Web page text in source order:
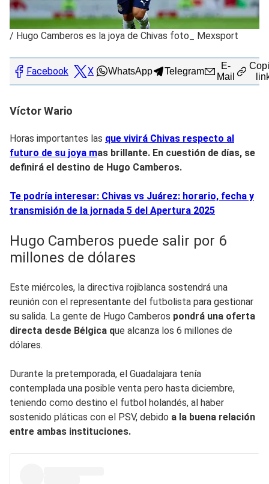
/ Hugo Camberos es la joya de Chivas foto_ Mexsport
Facebook X WhatsApp Telegram
E-
Mail
Víctor Wario
Horas importantes las que vivirá Chivas respecto al
futuro de su joya mas brillante. En cuestión de días, se
definirá el destino de Hugo Camberos.
Te podría interesar: Chivas vs Juárez: horario, fecha y
transmisión de la jornada 5 del Apertura 2025
Hugo Camberos puede salir por 6
millones de dólares
Este miércoles, la directiva rojiblanca sostendrá una
reunión con el representante del futbolista para gestionar
su salida. La gente de Hugo Camberos pondrá una oferta
directa desde Bélgica que alcanza los 6 millones de
dólares.
Durante la pretemporada, el Guadalajara tenía
contemplada una posible venta pero hasta diciembre,
teniendo como destino el futbol holandés, al haber
sostenido pláticas con el PSV, debido a la buena relación
entre ambas instituciones.